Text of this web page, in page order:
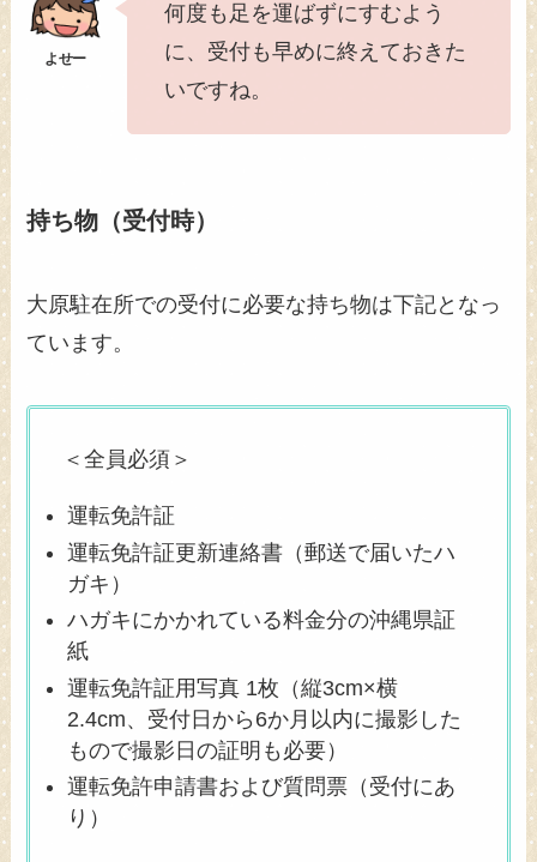
何度も足を運ばずにすむよう
に、受付も早めに終えておきた
いですね。
持ち物（受付時）
大原駐在所での受付に必要な持ち物は下記となっ
ています。
＜全員必須＞
運転免許証
運転免許証更新連絡書（郵送で届いたハ
ガキ）
ハガキにかかれている料金分の沖縄県証
紙
運転免許証用写真 1枚（縦3cm×横
2.4cm、受付日から6か月以内に撮影した
もので撮影日の証明も必要）
運転免許申請書および質問票（受付にあ
り）